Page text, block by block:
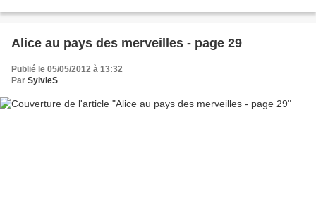
Alice au pays des merveilles - page 29
Publié le 05/05/2012 à 13:32
Par SylvieS